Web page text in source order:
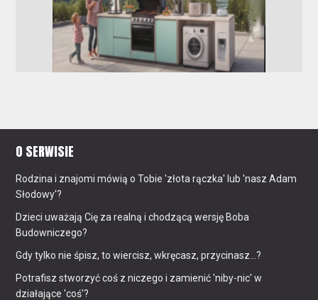
O SERWISIE
Rodzina i znajomi mówią o Tobie 'złota rączka' lub 'nasz Adam
Słodowy'?
Dzieci uważają Cię za realną i chodzącą wersję Boba
Budowniczego?
Gdy tylko nie śpisz, to wiercisz, wkręcasz, przycinasz...?
Potrafisz stworzyć coś z niczego i zamienić 'niby-nic' w
działające 'coś'?